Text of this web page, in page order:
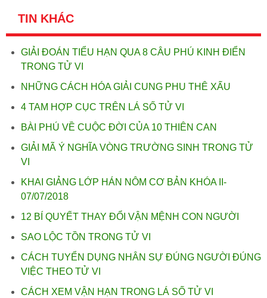
TIN KHÁC
GIẢI ĐOÁN TIỂU HẠN QUA 8 CÂU PHÚ KINH ĐIỂN
TRONG TỬ VI
NHỮNG CÁCH HÓA GIẢI CUNG PHU THÊ XẤU
4 TAM HỢP CỤC TRÊN LÁ SỐ TỬ VI
BÀI PHÚ VỀ CUỘC ĐỜI CỦA 10 THIÊN CAN
GIẢI MÃ Ý NGHĨA VÒNG TRƯỜNG SINH TRONG TỬ
VI
KHAI GIẢNG LỚP HÁN NÔM CƠ BẢN KHÓA II-
07/07/2018
12 BÍ QUYẾT THAY ĐỔI VẬN MỆNH CON NGƯỜI
SAO LỘC TỒN TRONG TỬ VI
CÁCH TUYỂN DỤNG NHÂN SỰ ĐÚNG NGƯỜI ĐÚNG
VIỆC THEO TỬ VI
CÁCH XEM VẬN HẠN TRONG LÁ SỐ TỬ VI